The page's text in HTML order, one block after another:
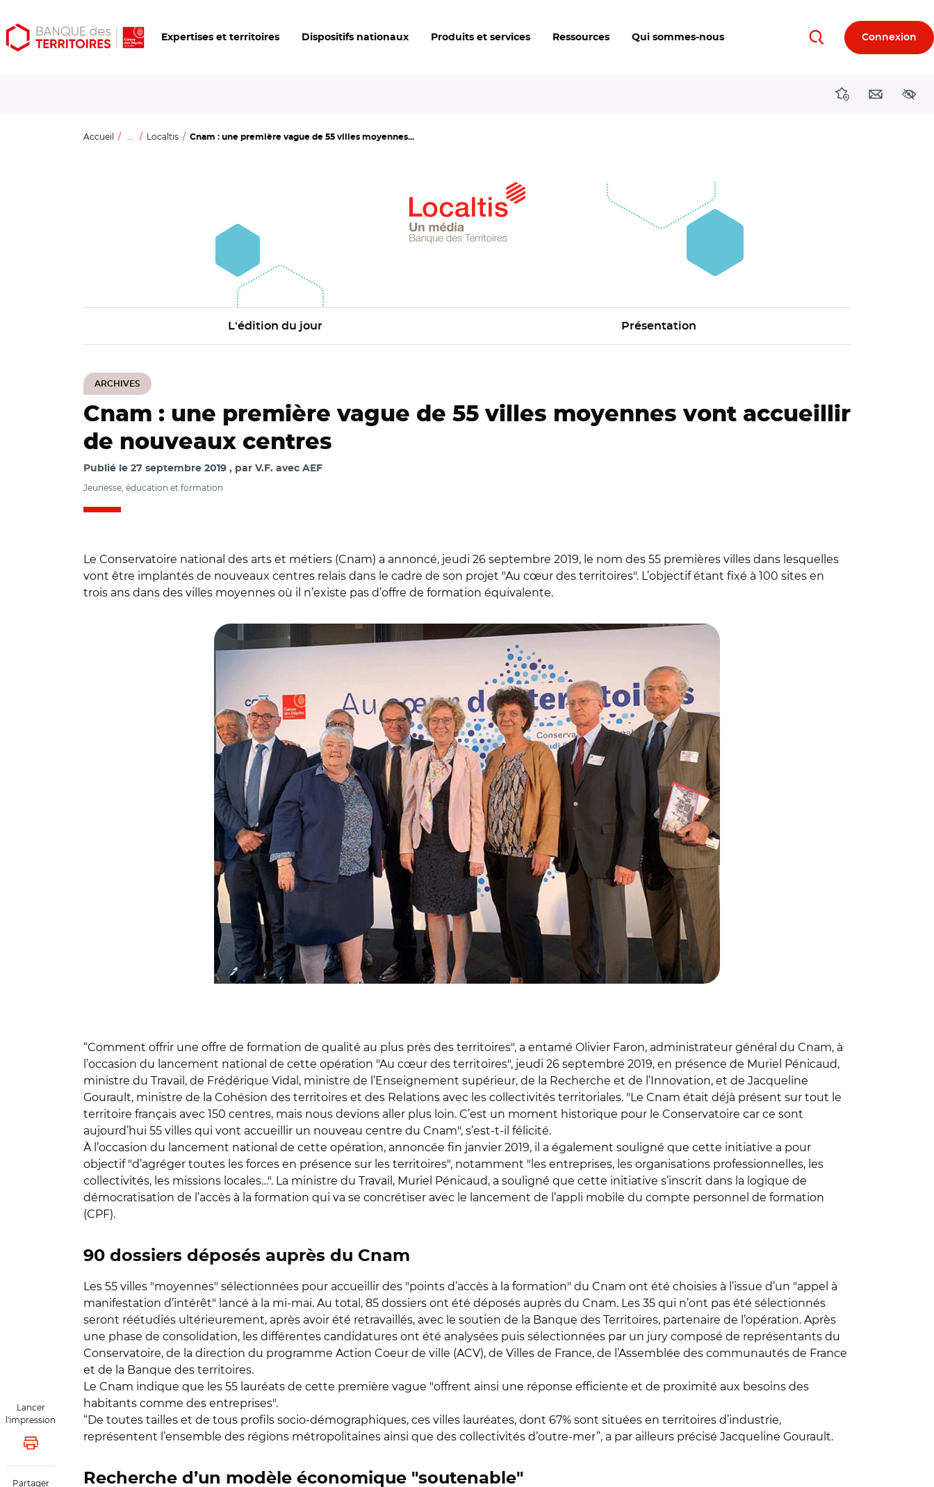
Aller
au
Aller
au
Ouvrir
les
Expertises et territoires Dispositifs nationaux Produits et services Ressources Qui sommes-nous RechercherConnexion
DirectionsContact
Accueil ... Localtis Cnam : une première vague de 55 villes moyennes...
L'édition du jour Présentation
ARCHIVES
Lancer
l'impression
Lancer l'impression
Partager
Cnam : une première vague de 55 villes moyennes vont accueillir
de nouveaux centres
Publié le 27 septembre 2019 par V.F. avec AEF
Jeunesse, éducation et formation
Le Conservatoire national des arts et métiers (Cnam) a annoncé, jeudi 26 septembre 2019, le nom des 55 premières villes dans lesquelles
vont être implantés de nouveaux centres relais dans le cadre de son projet "Au cœur des territoires". L’objectif étant fixé à 100 sites en
trois ans dans des villes moyennes où il n’existe pas d’offre de formation équivalente.
“Comment offrir une offre de formation de qualité au plus près des territoires", a entamé Olivier Faron, administrateur général du Cnam, à
l’occasion du lancement national de cette opération "Au cœur des territoires", jeudi 26 septembre 2019, en présence de Muriel Pénicaud,
ministre du Travail, de Frédérique Vidal, ministre de l’Enseignement supérieur, de la Recherche et de l’Innovation, et de Jacqueline
Gourault, ministre de la Cohésion des territoires et des Relations avec les collectivités territoriales. "Le Cnam était déjà présent sur tout le
territoire français avec 150 centres, mais nous devions aller plus loin. C’est un moment historique pour le Conservatoire car ce sont
aujourd’hui 55 villes qui vont accueillir un nouveau centre du Cnam", s’est-t-il félicité.
À l’occasion du lancement national de cette opération, annoncée fin janvier 2019, il a également souligné que cette initiative a pour
objectif "d’agréger toutes les forces en présence sur les territoires", notamment "les entreprises, les organisations professionnelles, les
collectivités, les missions locales…". La ministre du Travail, Muriel Pénicaud, a souligné que cette initiative s’inscrit dans la logique de
démocratisation de l’accès à la formation qui va se concrétiser avec le lancement de l’appli mobile du compte personnel de formation
(CPF).
90 dossiers déposés auprès du Cnam
Les 55 villes "moyennes" sélectionnées pour accueillir des "points d’accès à la formation" du Cnam ont été choisies à l’issue d’un "appel à
manifestation d’intérêt" lancé à la mi-mai. Au total, 85 dossiers ont été déposés auprès du Cnam. Les 35 qui n’ont pas été sélectionnés
seront réétudiés ultérieurement, après avoir été retravaillés, avec le soutien de la Banque des Territoires, partenaire de l’opération. Après
une phase de consolidation, les différentes candidatures ont été analysées puis sélectionnées par un jury composé de représentants du
Conservatoire, de la direction du programme Action Coeur de ville (ACV), de Villes de France, de l’Assemblée des communautés de France
et de la Banque des territoires.
Le Cnam indique que les 55 lauréats de cette première vague "offrent ainsi une réponse efficiente et de proximité aux besoins des
habitants comme des entreprises".
“De toutes tailles et de tous profils socio-démographiques, ces villes lauréates, dont 67% sont situées en territoires d’industrie,
représentent l’ensemble des régions métropolitaines ainsi que des collectivités d’outre-mer”, a par ailleurs précisé Jacqueline Gourault.
Recherche d’un modèle économique "soutenable"